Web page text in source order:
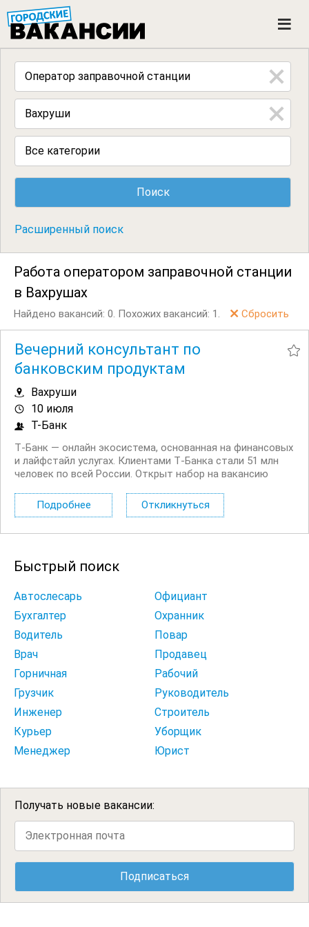
n
Все категории
Расширенный поиск
Работа оператором заправочной станции
в Вахрушах
Найдено вакансий: 0. Похожих вакансий: 1. Сбросить
Вечерний консультант по
банковским продуктам
Вахруши
10 июля
Т-Банк
Т‑Банк — онлайн экосистема, основанная на финансовых
и лайфстайл услугах. Клиентами Т‑Банка стали 51 млн
человек по всей России. Открыт набор на вакансию
будете делать: Консультировать клиентов по
депозитным продуктам на входящих звонках...
Подробнее Откликнуться
Быстрый поиск
Автослесарь
Официант
Бухгалтер
Охранник
Водитель
Повар
Врач
Продавец
Горничная
Рабочий
Грузчик
Руководитель
Инженер
Строитель
Курьер
Уборщик
Менеджер
Юрист
Получать новые вакансии: